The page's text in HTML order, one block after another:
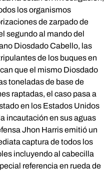
los organismos
de zarpado de
segundo al mando del
Diosdado Cabello, las
de los buques en
que el mismo Diosdado
toneladas de base de
raptadas, el caso pasa a
en los Estados Unidos
incautación en sus aguas
Jhon Harris emitió un
captura de todos los
incluyendo al cabecilla
referencia en rueda de